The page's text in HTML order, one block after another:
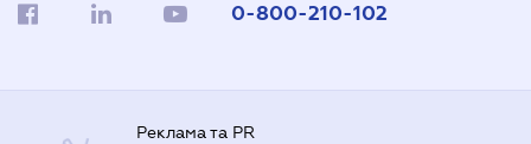
0-800-210-102
Реклама та PR